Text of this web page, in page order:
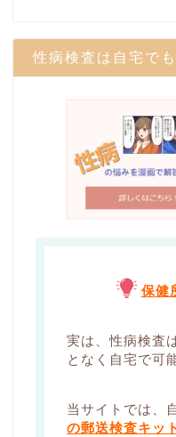
性病検査は自宅で
保健
実は、性病検査
となく自宅で可
当サイトでは、
の郵送検査キット